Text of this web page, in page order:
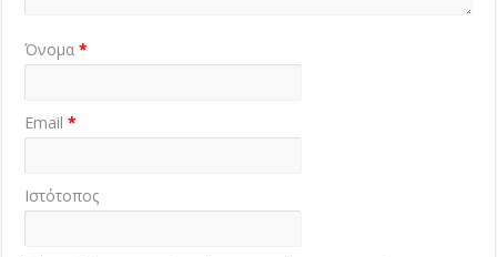
Όνομα*
Email*
Ιστότοπος